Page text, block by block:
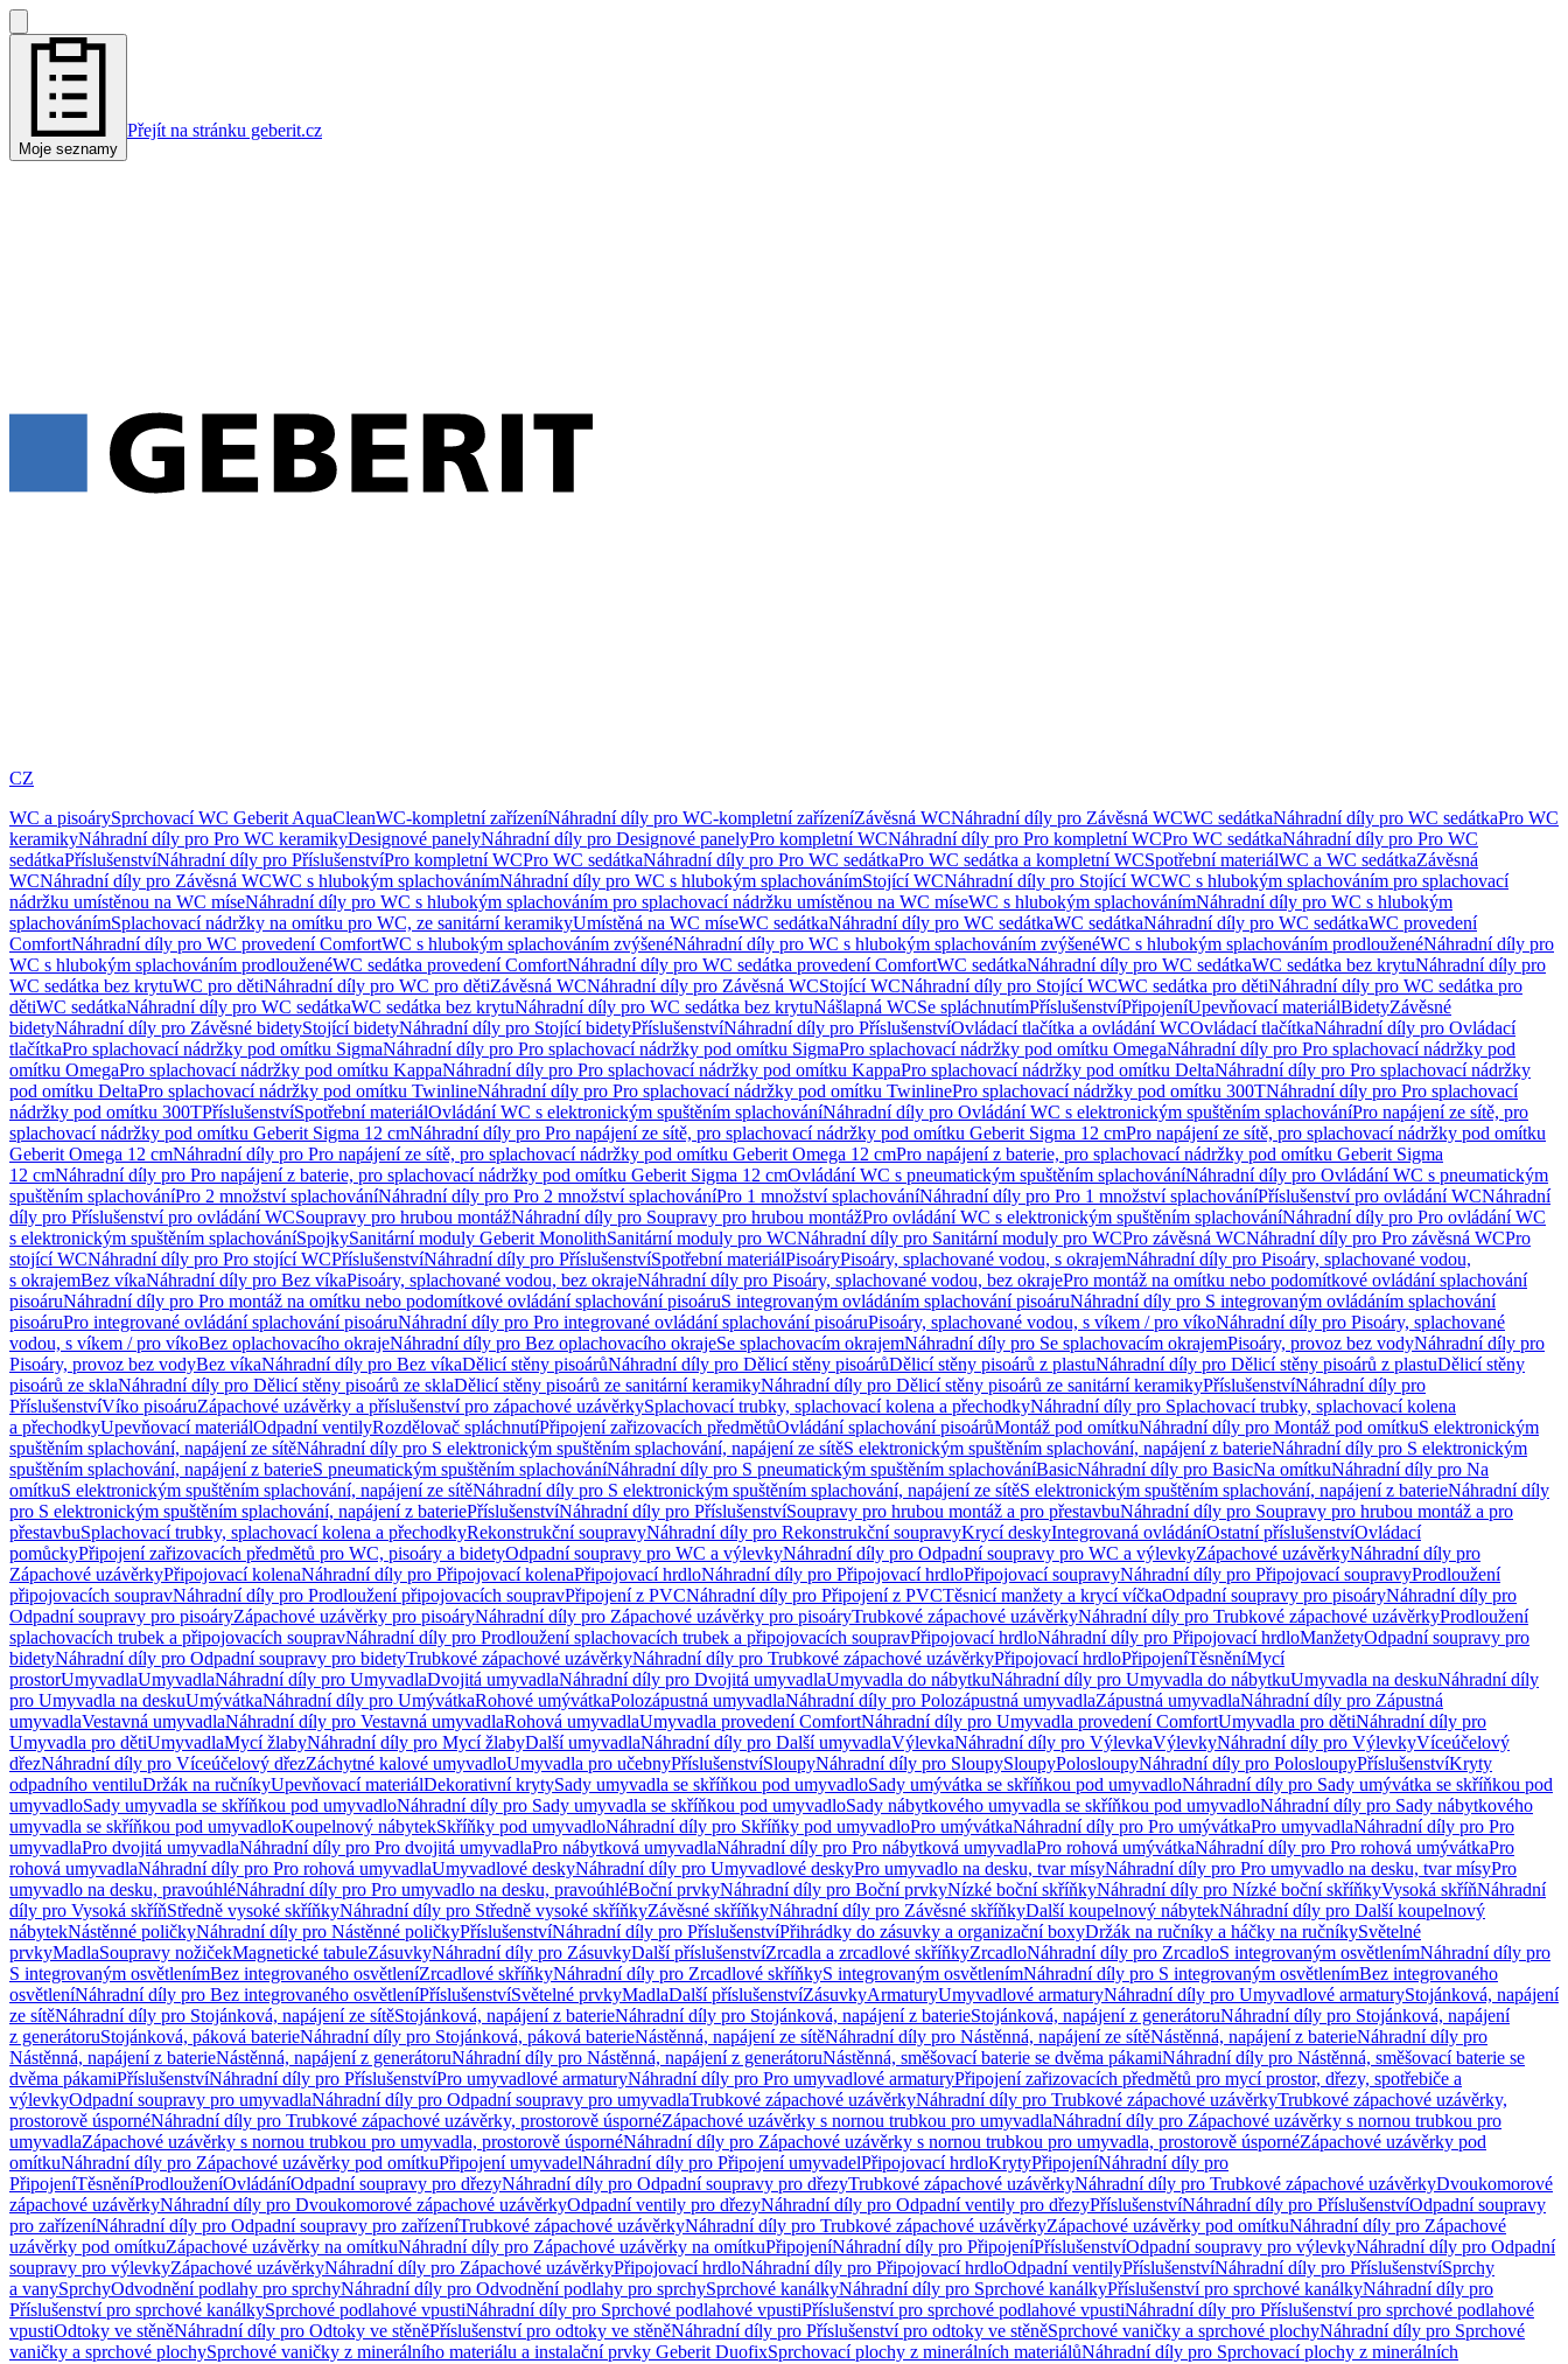
Moje seznamy
Přejít na stránku geberit.cz
CZ
WC a pisoárySprchovací WC Geberit AquaCleanWC-kompletní zařízeníNáhradní díly pro WC-kompletní zařízeníZávěsná WCNáhradní díly pro Závěsná WCWC sedátkaNáhradní díly pro WC sedátkaPro WC
keramikyNáhradní díly pro Pro WC keramikyDesignové panelyNáhradní díly pro Designové panelyPro kompletní WCNáhradní díly pro Pro kompletní WCPro WC sedátkaNáhradní díly pro Pro WC
sedátkaPříslušenstvíNáhradní díly pro PříslušenstvíPro kompletní WCPro WC sedátkaNáhradní díly pro Pro WC sedátkaPro WC sedátka a kompletní WCSpotřební materiálWC a WC sedátkaZávěsná
WCNáhradní díly pro Závěsná WCWC s hlubokým splachovánímNáhradní díly pro WC s hlubokým splachovánímStojící WCNáhradní díly pro Stojící WCWC s hlubokým splachováním pro splachovací
nádržku umístěnou na WC míseNáhradní díly pro WC s hlubokým splachováním pro splachovací nádržku umístěnou na WC míseWC s hlubokým splachovánímNáhradní díly pro WC s hlubokým
splachovánímSplachovací nádržky na omítku pro WC, ze sanitární keramikyUmístěná na WC míseWC sedátkaNáhradní díly pro WC sedátkaWC sedátkaNáhradní díly pro WC sedátkaWC provedení
ComfortNáhradní díly pro WC provedení ComfortWC s hlubokým splachováním zvýšenéNáhradní díly pro WC s hlubokým splachováním zvýšenéWC s hlubokým splachováním prodlouženéNáhradní díly pro
WC s hlubokým splachováním prodlouženéWC sedátka provedení ComfortNáhradní díly pro WC sedátka provedení ComfortWC sedátkaNáhradní díly pro WC sedátkaWC sedátka bez krytuNáhradní díly pro
WC sedátka bez krytuWC pro dětiNáhradní díly pro WC pro dětiZávěsná WCNáhradní díly pro Závěsná WCStojící WCNáhradní díly pro Stojící WCWC sedátka pro dětiNáhradní díly pro WC sedátka pro
dětiWC sedátkaNáhradní díly pro WC sedátkaWC sedátka bez krytuNáhradní díly pro WC sedátka bez krytuNášlapná WCSe spláchnutímPříslušenstvíPřipojeníUpevňovací materiálBidetyZávěsné
bidetyNáhradní díly pro Závěsné bidetyStojící bidetyNáhradní díly pro Stojící bidetyPříslušenstvíNáhradní díly pro PříslušenstvíOvládací tlačítka a ovládání WCOvládací tlačítkaNáhradní díly pro Ovládací
tlačítkaPro splachovací nádržky pod omítku SigmaNáhradní díly pro Pro splachovací nádržky pod omítku SigmaPro splachovací nádržky pod omítku OmegaNáhradní díly pro Pro splachovací nádržky pod
omítku OmegaPro splachovací nádržky pod omítku KappaNáhradní díly pro Pro splachovací nádržky pod omítku KappaPro splachovací nádržky pod omítku DeltaNáhradní díly pro Pro splachovací nádržky
pod omítku DeltaPro splachovací nádržky pod omítku TwinlineNáhradní díly pro Pro splachovací nádržky pod omítku TwinlinePro splachovací nádržky pod omítku 300TNáhradní díly pro Pro splachovací
nádržky pod omítku 300TPříslušenstvíSpotřební materiálOvládání WC s elektronickým spuštěním splachováníNáhradní díly pro Ovládání WC s elektronickým spuštěním splachováníPro napájení ze sítě, pro
splachovací nádržky pod omítku Geberit Sigma 12 cmNáhradní díly pro Pro napájení ze sítě, pro splachovací nádržky pod omítku Geberit Sigma 12 cmPro napájení ze sítě, pro splachovací nádržky pod omítku
Geberit Omega 12 cmNáhradní díly pro Pro napájení ze sítě, pro splachovací nádržky pod omítku Geberit Omega 12 cmPro napájení z baterie, pro splachovací nádržky pod omítku Geberit Sigma
12 cmNáhradní díly pro Pro napájení z baterie, pro splachovací nádržky pod omítku Geberit Sigma 12 cmOvládání WC s pneumatickým spuštěním splachováníNáhradní díly pro Ovládání WC s pneumatickým
spuštěním splachováníPro 2 množství splachováníNáhradní díly pro Pro 2 množství splachováníPro 1 množství splachováníNáhradní díly pro Pro 1 množství splachováníPříslušenství pro ovládání WCNáhradní
díly pro Příslušenství pro ovládání WCSoupravy pro hrubou montážNáhradní díly pro Soupravy pro hrubou montážPro ovládání WC s elektronickým spuštěním splachováníNáhradní díly pro Pro ovládání WC
s elektronickým spuštěním splachováníSpojkySanitární moduly Geberit MonolithSanitární moduly pro WCNáhradní díly pro Sanitární moduly pro WCPro závěsná WCNáhradní díly pro Pro závěsná WCPro
stojící WCNáhradní díly pro Pro stojící WCPříslušenstvíNáhradní díly pro PříslušenstvíSpotřební materiálPisoáryPisoáry, splachované vodou, s okrajemNáhradní díly pro Pisoáry, splachované vodou,
s okrajemBez víkaNáhradní díly pro Bez víkaPisoáry, splachované vodou, bez okrajeNáhradní díly pro Pisoáry, splachované vodou, bez okrajePro montáž na omítku nebo podomítkové ovládání splachování
pisoáruNáhradní díly pro Pro montáž na omítku nebo podomítkové ovládání splachování pisoáruS integrovaným ovládáním splachování pisoáruNáhradní díly pro S integrovaným ovládáním splachování
pisoáruPro integrované ovládání splachování pisoáruNáhradní díly pro Pro integrované ovládání splachování pisoáruPisoáry, splachované vodou, s víkem / pro víkoNáhradní díly pro Pisoáry, splachované
vodou, s víkem / pro víkoBez oplachovacího okrajeNáhradní díly pro Bez oplachovacího okrajeSe splachovacím okrajemNáhradní díly pro Se splachovacím okrajemPisoáry, provoz bez vodyNáhradní díly pro
Pisoáry, provoz bez vodyBez víkaNáhradní díly pro Bez víkaDělicí stěny pisoárůNáhradní díly pro Dělicí stěny pisoárůDělicí stěny pisoárů z plastuNáhradní díly pro Dělicí stěny pisoárů z plastuDělicí stěny
pisoárů ze sklaNáhradní díly pro Dělicí stěny pisoárů ze sklaDělicí stěny pisoárů ze sanitární keramikyNáhradní díly pro Dělicí stěny pisoárů ze sanitární keramikyPříslušenstvíNáhradní díly pro
PříslušenstvíVíko pisoáruZápachové uzávěrky a příslušenství pro zápachové uzávěrkySplachovací trubky, splachovací kolena a přechodkyNáhradní díly pro Splachovací trubky, splachovací kolena
a přechodkyUpevňovací materiálOdpadní ventilyRozdělovač spláchnutíPřipojení zařizovacích předmětůOvládání splachování pisoárůMontáž pod omítkuNáhradní díly pro Montáž pod omítkuS elektronickým
spuštěním splachování, napájení ze sítěNáhradní díly pro S elektronickým spuštěním splachování, napájení ze sítěS elektronickým spuštěním splachování, napájení z baterieNáhradní díly pro S elektronickým
spuštěním splachování, napájení z baterieS pneumatickým spuštěním splachováníNáhradní díly pro S pneumatickým spuštěním splachováníBasicNáhradní díly pro BasicNa omítkuNáhradní díly pro Na
omítkuS elektronickým spuštěním splachování, napájení ze sítěNáhradní díly pro S elektronickým spuštěním splachování, napájení ze sítěS elektronickým spuštěním splachování, napájení z baterieNáhradní díly
pro S elektronickým spuštěním splachování, napájení z bateriePříslušenstvíNáhradní díly pro PříslušenstvíSoupravy pro hrubou montáž a pro přestavbuNáhradní díly pro Soupravy pro hrubou montáž a pro
přestavbuSplachovací trubky, splachovací kolena a přechodkyRekonstrukční soupravyNáhradní díly pro Rekonstrukční soupravyKrycí deskyIntegrovaná ovládáníOstatní příslušenstvíOvládací
pomůckyPřipojení zařizovacích předmětů pro WC, pisoáry a bidetyOdpadní soupravy pro WC a výlevkyNáhradní díly pro Odpadní soupravy pro WC a výlevkyZápachové uzávěrkyNáhradní díly pro
Zápachové uzávěrkyPřipojovací kolenaNáhradní díly pro Připojovací kolenaPřipojovací hrdloNáhradní díly pro Připojovací hrdloPřipojovací soupravyNáhradní díly pro Připojovací soupravyProdloužení
připojovacích soupravNáhradní díly pro Prodloužení připojovacích soupravPřipojení z PVCNáhradní díly pro Připojení z PVCTěsnicí manžety a krycí víčkaOdpadní soupravy pro pisoáryNáhradní díly pro
Odpadní soupravy pro pisoáryZápachové uzávěrky pro pisoáryNáhradní díly pro Zápachové uzávěrky pro pisoáryTrubkové zápachové uzávěrkyNáhradní díly pro Trubkové zápachové uzávěrkyProdloužení
splachovacích trubek a připojovacích soupravNáhradní díly pro Prodloužení splachovacích trubek a připojovacích soupravPřipojovací hrdloNáhradní díly pro Připojovací hrdloManžetyOdpadní soupravy pro
bidetyNáhradní díly pro Odpadní soupravy pro bidetyTrubkové zápachové uzávěrkyNáhradní díly pro Trubkové zápachové uzávěrkyPřipojovací hrdloPřipojeníTěsněníMycí
prostorUmyvadlaUmyvadlaNáhradní díly pro UmyvadlaDvojitá umyvadlaNáhradní díly pro Dvojitá umyvadlaUmyvadla do nábytkuNáhradní díly pro Umyvadla do nábytkuUmyvadla na deskuNáhradní díly
pro Umyvadla na deskuUmývátkaNáhradní díly pro UmývátkaRohové umývátkaPolozápustná umyvadlaNáhradní díly pro Polozápustná umyvadlaZápustná umyvadlaNáhradní díly pro Zápustná
umyvadlaVestavná umyvadlaNáhradní díly pro Vestavná umyvadlaRohová umyvadlaUmyvadla provedení ComfortNáhradní díly pro Umyvadla provedení ComfortUmyvadla pro dětiNáhradní díly pro
Umyvadla pro dětiUmyvadlaMycí žlabyNáhradní díly pro Mycí žlabyDalší umyvadlaNáhradní díly pro Další umyvadlaVýlevkaNáhradní díly pro VýlevkaVýlevkyNáhradní díly pro VýlevkyVíceúčelový
dřezNáhradní díly pro Víceúčelový dřezZáchytné kalové umyvadloUmyvadla pro učebnyPříslušenstvíSloupyNáhradní díly pro SloupySloupyPolosloupyNáhradní díly pro PolosloupyPříslušenstvíKryty
odpadního ventiluDržák na ručníkyUpevňovací materiálDekorativní krytySady umyvadla se skříňkou pod umyvadloSady umývátka se skříňkou pod umyvadloNáhradní díly pro Sady umývátka se skříňkou pod
umyvadloSady umyvadla se skříňkou pod umyvadloNáhradní díly pro Sady umyvadla se skříňkou pod umyvadloSady nábytkového umyvadla se skříňkou pod umyvadloNáhradní díly pro Sady nábytkového
umyvadla se skříňkou pod umyvadloKoupelnový nábytekSkříňky pod umyvadloNáhradní díly pro Skříňky pod umyvadloPro umývátkaNáhradní díly pro Pro umývátkaPro umyvadlaNáhradní díly pro Pro
umyvadlaPro dvojitá umyvadlaNáhradní díly pro Pro dvojitá umyvadlaPro nábytková umyvadlaNáhradní díly pro Pro nábytková umyvadlaPro rohová umývátkaNáhradní díly pro Pro rohová umývátkaPro
rohová umyvadlaNáhradní díly pro Pro rohová umyvadlaUmyvadlové deskyNáhradní díly pro Umyvadlové deskyPro umyvadlo na desku, tvar mísyNáhradní díly pro Pro umyvadlo na desku, tvar mísyPro
umyvadlo na desku, pravoúhléNáhradní díly pro Pro umyvadlo na desku, pravoúhléBoční prvkyNáhradní díly pro Boční prvkyNízké boční skříňkyNáhradní díly pro Nízké boční skříňkyVysoká skříňNáhradní
díly pro Vysoká skříňStředně vysoké skříňkyNáhradní díly pro Středně vysoké skříňkyZávěsné skříňkyNáhradní díly pro Závěsné skříňkyDalší koupelnový nábytekNáhradní díly pro Další koupelnový
nábytekNástěnné poličkyNáhradní díly pro Nástěnné poličkyPříslušenstvíNáhradní díly pro PříslušenstvíPřihrádky do zásuvky a organizační boxyDržák na ručníky a háčky na ručníkySvětelné
prvkyMadlaSoupravy nožičekMagnetické tabuleZásuvkyNáhradní díly pro ZásuvkyDalší příslušenstvíZrcadla a zrcadlové skříňkyZrcadloNáhradní díly pro ZrcadloS integrovaným osvětlenímNáhradní díly pro
S integrovaným osvětlenímBez integrovaného osvětleníZrcadlové skříňkyNáhradní díly pro Zrcadlové skříňkyS integrovaným osvětlenímNáhradní díly pro S integrovaným osvětlenímBez integrovaného
osvětleníNáhradní díly pro Bez integrovaného osvětleníPříslušenstvíSvětelné prvkyMadlaDalší příslušenstvíZásuvkyArmaturyUmyvadlové armaturyNáhradní díly pro Umyvadlové armaturyStojánková, napájení
ze sítěNáhradní díly pro Stojánková, napájení ze sítěStojánková, napájení z baterieNáhradní díly pro Stojánková, napájení z baterieStojánková, napájení z generátoruNáhradní díly pro Stojánková, napájení
z generátoruStojánková, páková baterieNáhradní díly pro Stojánková, páková baterieNástěnná, napájení ze sítěNáhradní díly pro Nástěnná, napájení ze sítěNástěnná, napájení z baterieNáhradní díly pro
Nástěnná, napájení z baterieNástěnná, napájení z generátoruNáhradní díly pro Nástěnná, napájení z generátoruNástěnná, směšovací baterie se dvěma pákamiNáhradní díly pro Nástěnná, směšovací baterie se
dvěma pákamiPříslušenstvíNáhradní díly pro PříslušenstvíPro umyvadlové armaturyNáhradní díly pro Pro umyvadlové armaturyPřipojení zařizovacích předmětů pro mycí prostor, dřezy, spotřebiče a
výlevkyOdpadní soupravy pro umyvadlaNáhradní díly pro Odpadní soupravy pro umyvadlaTrubkové zápachové uzávěrkyNáhradní díly pro Trubkové zápachové uzávěrkyTrubkové zápachové uzávěrky,
prostorově úspornéNáhradní díly pro Trubkové zápachové uzávěrky, prostorově úspornéZápachové uzávěrky s nornou trubkou pro umyvadlaNáhradní díly pro Zápachové uzávěrky s nornou trubkou pro
umyvadlaZápachové uzávěrky s nornou trubkou pro umyvadla, prostorově úspornéNáhradní díly pro Zápachové uzávěrky s nornou trubkou pro umyvadla, prostorově úspornéZápachové uzávěrky pod
omítkuNáhradní díly pro Zápachové uzávěrky pod omítkuPřipojení umyvadelNáhradní díly pro Připojení umyvadelPřipojovací hrdloKrytyPřipojeníNáhradní díly pro
PřipojeníTěsněníProdlouženíOvládáníOdpadní soupravy pro dřezyNáhradní díly pro Odpadní soupravy pro dřezyTrubkové zápachové uzávěrkyNáhradní díly pro Trubkové zápachové uzávěrkyDvoukomorové
zápachové uzávěrkyNáhradní díly pro Dvoukomorové zápachové uzávěrkyOdpadní ventily pro dřezyNáhradní díly pro Odpadní ventily pro dřezyPříslušenstvíNáhradní díly pro PříslušenstvíOdpadní soupravy
pro zařízeníNáhradní díly pro Odpadní soupravy pro zařízeníTrubkové zápachové uzávěrkyNáhradní díly pro Trubkové zápachové uzávěrkyZápachové uzávěrky pod omítkuNáhradní díly pro Zápachové
uzávěrky pod omítkuZápachové uzávěrky na omítkuNáhradní díly pro Zápachové uzávěrky na omítkuPřipojeníNáhradní díly pro PřipojeníPříslušenstvíOdpadní soupravy pro výlevkyNáhradní díly pro Odpadní
soupravy pro výlevkyZápachové uzávěrkyNáhradní díly pro Zápachové uzávěrkyPřipojovací hrdloNáhradní díly pro Připojovací hrdloOdpadní ventilyPříslušenstvíNáhradní díly pro PříslušenstvíSprchy
a vanySprchyOdvodnění podlahy pro sprchyNáhradní díly pro Odvodnění podlahy pro sprchySprchové kanálkyNáhradní díly pro Sprchové kanálkyPříslušenství pro sprchové kanálkyNáhradní díly pro
Příslušenství pro sprchové kanálkySprchové podlahové vpustiNáhradní díly pro Sprchové podlahové vpustiPříslušenství pro sprchové podlahové vpustiNáhradní díly pro Příslušenství pro sprchové podlahové
vpustiOdtoky ve stěněNáhradní díly pro Odtoky ve stěněPříslušenství pro odtoky ve stěněNáhradní díly pro Příslušenství pro odtoky ve stěněSprchové vaničky a sprchové plochyNáhradní díly pro Sprchové
vaničky a sprchové plochySprchové vaničky z minerálního materiálu a instalační prvky Geberit DuofixSprchovací plochy z minerálních materiálůNáhradní díly pro Sprchovací plochy z minerálních